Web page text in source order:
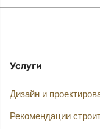
Услуги
Дизайн и
Рекомендации